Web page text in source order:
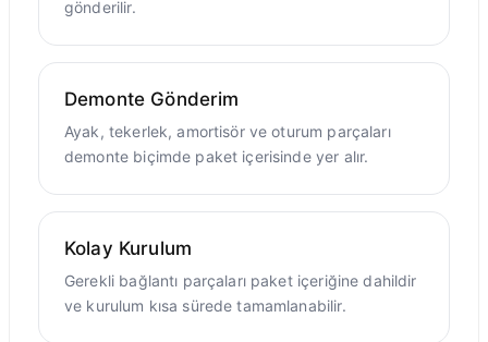
gönderilir.
Demonte Gönderim
Ayak, tekerlek, amortisör ve oturum parçaları
demonte biçimde paket içerisinde yer alır.
Kolay Kurulum
Gerekli bağlantı parçaları paket içeriğine dahildir
ve kurulum kısa sürede tamamlanabilir.